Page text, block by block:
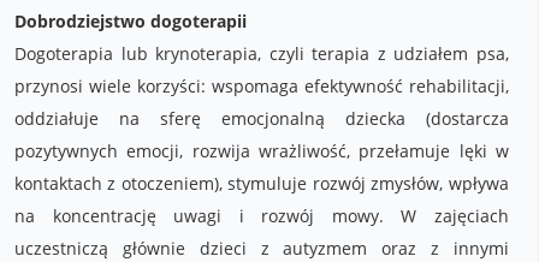
Dobrodziejstwo dogoterapii
Dogoterapia lub krynoterapia, czyli terapia z udziałem psa,
przynosi wiele korzyści: wspomaga efektywność rehabilitacji,
oddziałuje na sferę emocjonalną dziecka (dostarcza
pozytywnych emocji, rozwija wrażliwość, przełamuje lęki w
kontaktach z otoczeniem), stymuluje rozwój zmysłów, wpływa
na koncentrację uwagi i rozwój mowy. W zajęciach
uczestniczą głównie dzieci z autyzmem oraz z innymi